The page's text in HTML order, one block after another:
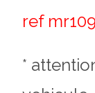
ref
*